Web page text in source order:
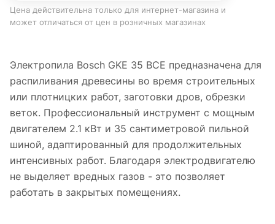
Цена действительна только для интернет-магазина и
может отличаться от цен в розничных магазинах
Электропила Bosch GKE 35 BCE предназначена для
распиливания древесины во время строительных
или плотницких работ, заготовки дров, обрезки
веток. Профессиональный инструмент с мощным
двигателем 2.1 кВт и 35 сантиметровой пильной
шиной, адаптированный для продолжительных
интенсивных работ. Благодаря электродвигателю
не выделяет вредных газов - это позволяет
работать в закрытых помещениях.